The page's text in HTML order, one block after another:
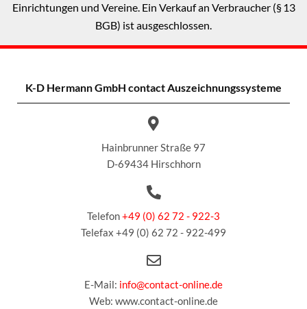
Einrichtungen und Vereine. Ein Verkauf an Verbraucher (§ 13
BGB) ist ausgeschlossen.
K-D Hermann GmbH contact Auszeichnungssysteme
Hainbrunner Straße 97
D-69434 Hirschhorn
Telefon+49 (0) 62 72 - 922-3
Telefax +49 (0) 62 72 - 922-499
E-Mail: info@contact-online.de
Web: www.contact-online.de